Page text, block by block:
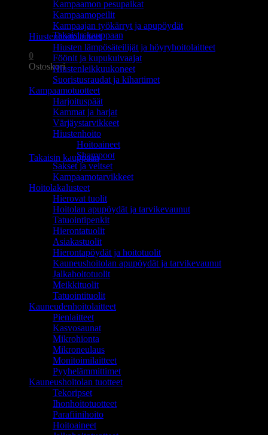
Ostoskori on tyhjä.
Takaisin kauppaan
0
Ostoskori
Ostoskori on tyhjä.
Takaisin kauppaan
Kampaamon pesupaikat
Kampaamopeilit
Kampaajan työkärryt ja apupöydät
Hiustenhoitolaitteet
Hiusten lämpösäteilijät ja höyryhoitolaitteet
Föönit ja kupukuivaajat
Hiustenleikkuukoneet
Suoristusraudat ja kihartimet
Kampaamotuotteet
Harjoituspäät
Kammat ja harjat
Värjäystarvikkeet
Hiustenhoito
Hoitoaineet
Shampoot
Sakset ja veitset
Kampaamotarvikkeet
Hoitolakalusteet
Hierovat tuolit
Hoitolan apupöydät ja tarvikevaunut
Tatuointipenkit
Hierontatuolit
Asiakastuolit
Hierontapöydät ja hoitotuolit
Kauneushoitolan apupöydät ja tarvikevaunut
Jalkahoitotuolit
Meikkituolit
Tatuointituolit
Kauneudenhoitolaitteet
Pienlaitteet
Kasvosaunat
Mikrohionta
Mikroneulaus
Monitoimilaitteet
Pyyhelämmittimet
Kauneushoitolan tuotteet
Tekoripset
Ihonhoitotuotteet
Parafiinihoito
Hoitoaineet